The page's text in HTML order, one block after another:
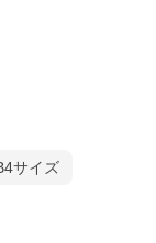
サイズ